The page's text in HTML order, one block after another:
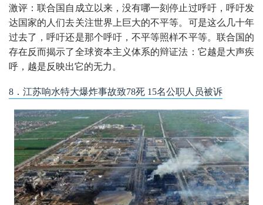
激评：联合国自成立以来，没有哪一刻停止过呼吁，呼吁发
达国家的人们去关注世界上巨大的不平等。可是这么几十年
过去了，呼吁还是那个呼吁，不平等照样不平等。联合国的
存在反而揭示了全球资本主义体系的辩证法：它越是大声疾
呼，越是反映出它的无力。
8．江苏响水特大爆炸事故致78死 15名公职人员被诉